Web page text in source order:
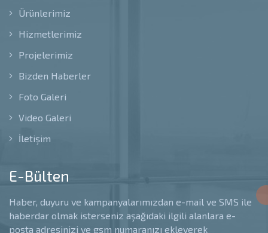
Ürünlerimiz
Hizmetlerimiz
Projelerimiz
Bizden Haberler
Foto Galeri
Video Galeri
İletişim
E-Bülten
Haber, duyuru ve kampanyalarımızdan e-mail ve SMS ile
haberdar olmak isterseniz aşağıdaki ilgili alanlara e-
posta adresinizi ve gsm numaranızı ekleyerek